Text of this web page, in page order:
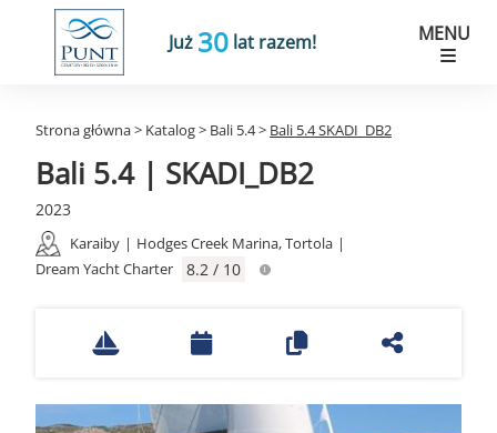
Już 30 lat razem! MENU
Strona główna> Katalog> Bali 5.4> Bali 5.4 SKADI_DB2
Bali 5.4 | SKADI_DB2
2023
Karaiby | Hodges Creek Marina, Tortola |
Dream Yacht Charter
8.2 / 10